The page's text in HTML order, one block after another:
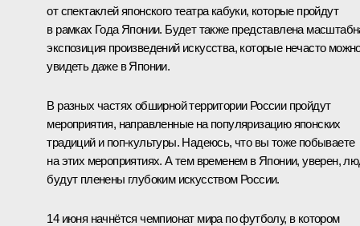
от спектаклей японского театра кабуки, которые пройдут
в рамках Года Японии. Будет также представлена
экспозиция произведений искусства, которые нечасто
увидеть даже в Японии.
В разных частях обширной территории России пройдут
мероприятия, направленные на популяризацию японских
традиций и поп-культуры. Надеюсь, что вы тоже побываете
на этих мероприятиях. А тем временем в Японии, уверен,
будут пленены глубоким искусством России.
14 июня начнётся чемпионат мира по футболу, в котором